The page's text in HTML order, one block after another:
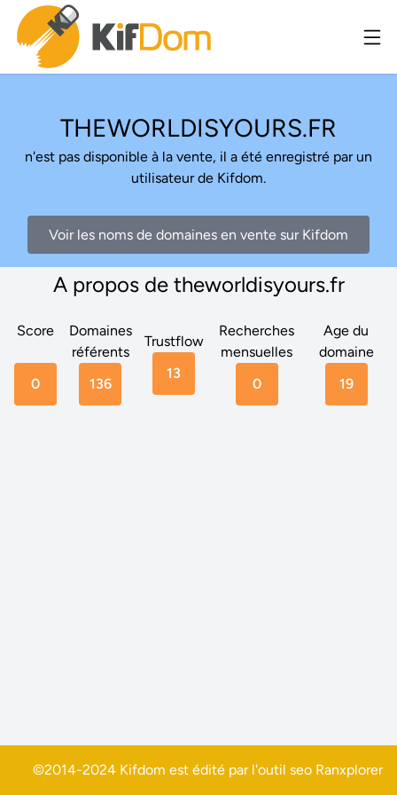
THEWORLDISYOURS.FR
n'est pas disponible à la vente, il a été enregistré par un
utilisateur de Kifdom.
Voir les noms de domaines en vente sur Kifdom
A propos de theworldisyours.fr
Score
0
Domaines
référents
136
Trustflow
13
Recherches
mensuelles
0
Age du
domaine
19
©2014-2024 Kifdom est édité par l'outil seo Ranxplorer